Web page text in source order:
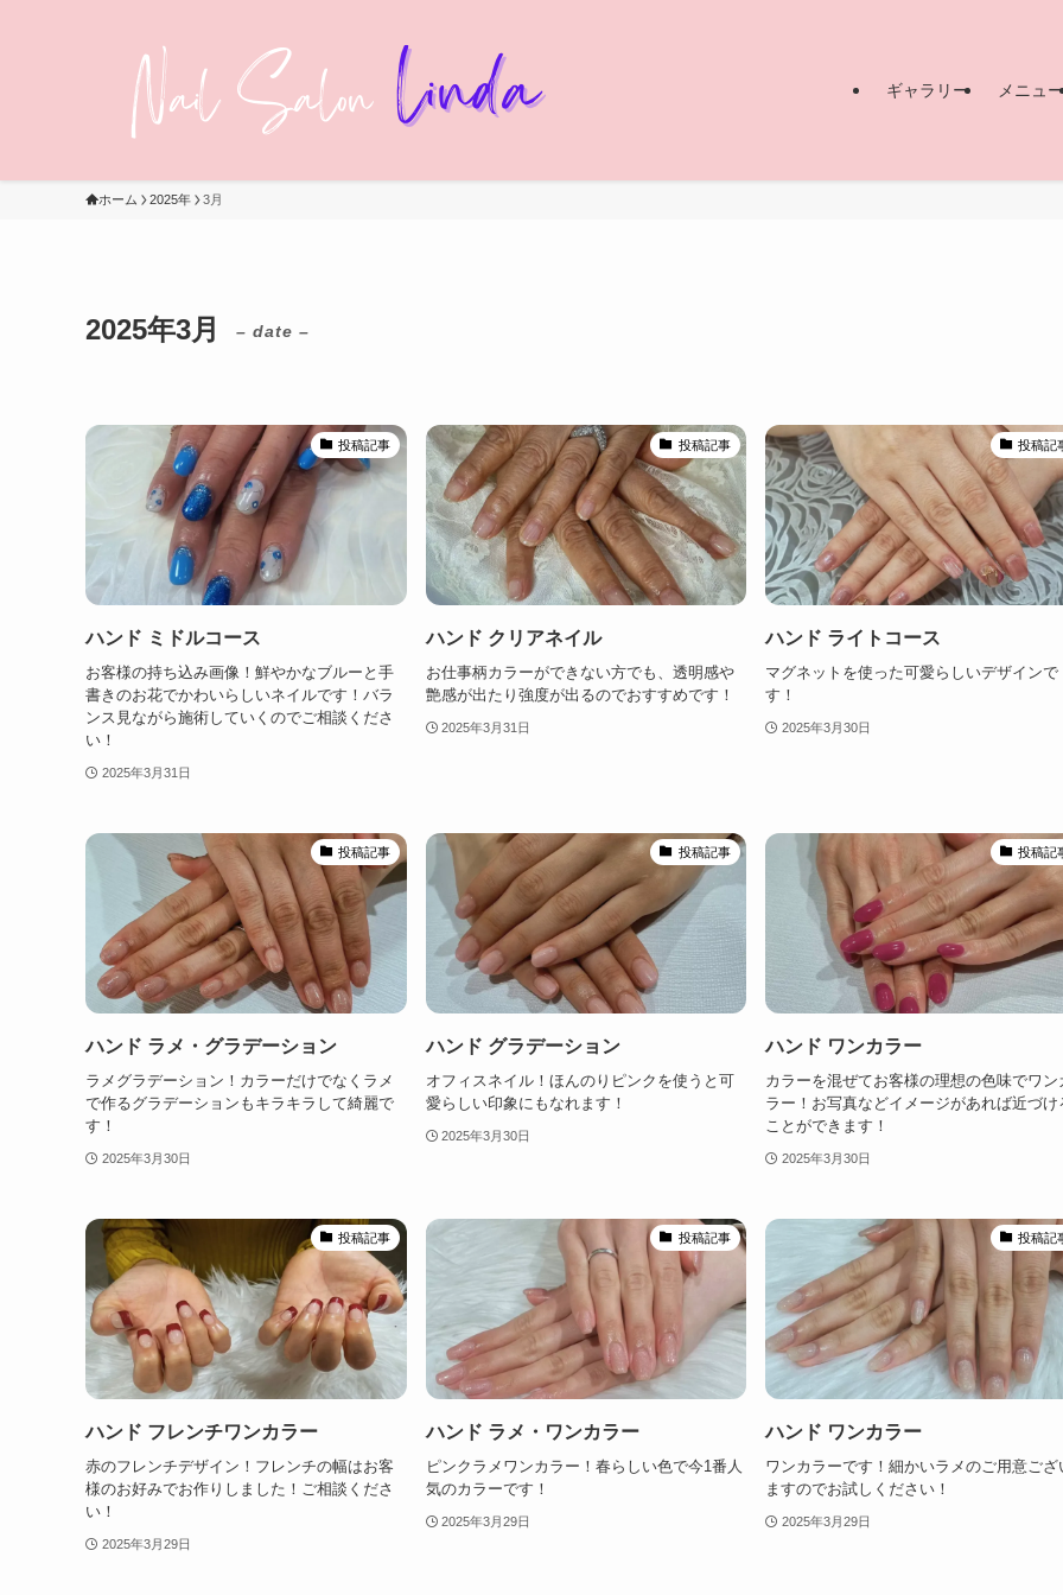
ギャラリー メニュー
ホーム 2025年 3月
2025年3月 – date –
投稿記事
ハンド ミドルコース
お客様の持ち込み画像！鮮やかなブルーと手
書きのお花でかわいらしいネイルです！バラ
ンス見ながら施術していくのでご相談くださ
い！
2025年3月31日
投稿記事
ハンド クリアネイル
お仕事柄カラーができない方でも、透明感や
艶感が出たり強度が出るのでおすすめです！
2025年3月31日
投稿記
ハンド ライトコース
マグネットを使った可愛らしいデザインで
す！
2025年3月30日
投稿記事
ハンド ラメ・グラデーション
ラメグラデーション！カラーだけでなくラメ
で作るグラデーションもキラキラして綺麗で
す！
2025年3月30日
投稿記事
ハンド グラデーション
オフィスネイル！ほんのりピンクを使うと可
愛らしい印象にもなれます！
2025年3月30日
投稿記
ハンド ワンカラー
カラーを混ぜてお客様の理想の色味でワン
ラー！お写真などイメージがあれば近づけ
ことができます！
2025年3月30日
投稿記事
ハンド フレンチワンカラー
赤のフレンチデザイン！フレンチの幅はお客
様のお好みでお作りしました！ご相談くださ
い！
2025年3月29日
投稿記事
ハンド ラメ・ワンカラー
ピンクラメワンカラー！春らしい色で今1番人
気のカラーです！
2025年3月29日
投稿記
ハンド ワンカラー
ワンカラーです！細かいラメのご用意ござ
ますのでお試しください！
2025年3月29日